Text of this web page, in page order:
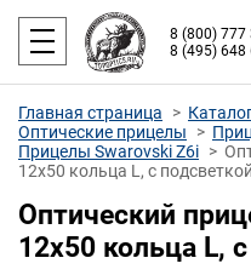
8 (800) 777
8 (495) 648
Главная страница
Оптические прицелы
Прицелы Swarovski Z6i
12x50 кольца L, с подсветкой
Оптический
12x50 кольца L,